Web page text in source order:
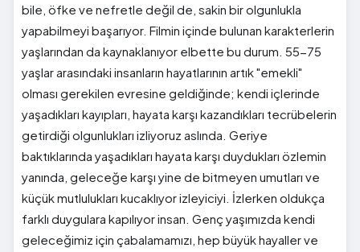
bile, öfke ve nefretle değil de, sakin bir olgunlukla
yapabilmeyi başarıyor. Filmin içinde bulunan karakterlerin
yaşlarından da kaynaklanıyor elbette bu durum. 55-75
yaşlar arasındaki insanların hayatlarının artık "emekli"
olması gerekilen evresine geldiğinde; kendi içlerinde
yaşadıkları kayıpları, hayata karşı kazandıkları tecrübelerin
getirdiği olgunlukları izliyoruz aslında. Geriye
baktıklarında yaşadıkları hayata karşı duydukları özlemin
yanında, geleceğe karşı yine de bitmeyen umutları ve
küçük mutlulukları kucaklıyor izleyiciyi. İzlerken oldukça
farklı duygulara kapılıyor insan. Genç yaşımızda kendi
geleceğimiz için çabalamamızı, hep büyük hayaller ve